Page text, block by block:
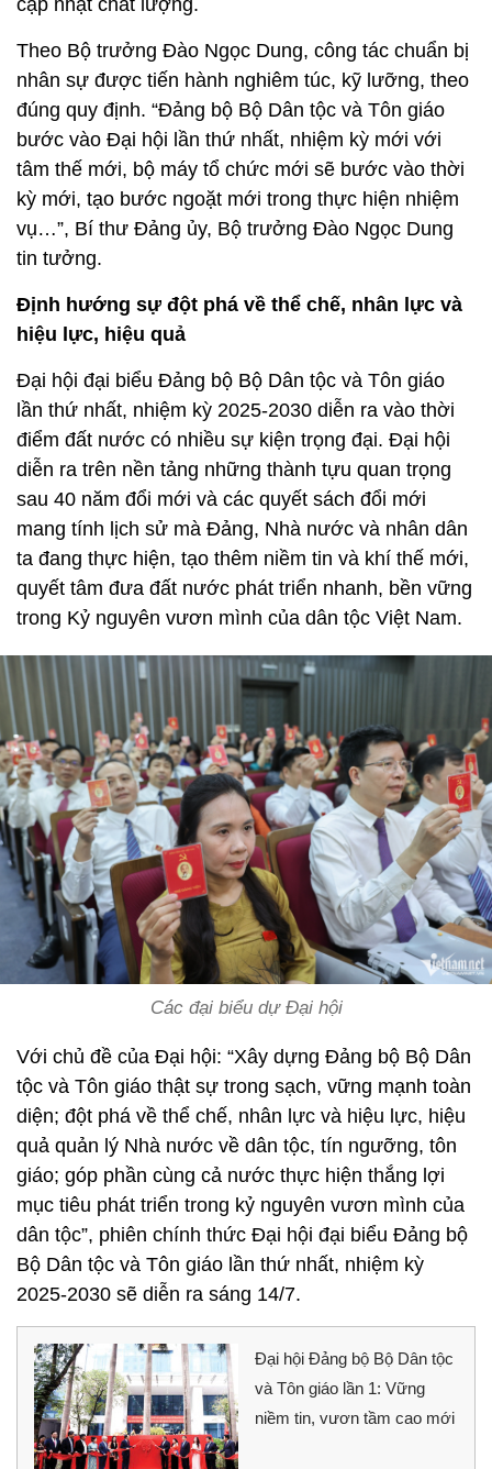
cập nhật chất lượng.
Theo Bộ trưởng Đào Ngọc Dung, công tác chuẩn bị
nhân sự được tiến hành nghiêm túc, kỹ lưỡng, theo
đúng quy định. “Đảng bộ Bộ Dân tộc và Tôn giáo
bước vào Đại hội lần thứ nhất, nhiệm kỳ mới với
tâm thế mới, bộ máy tổ chức mới sẽ bước vào thời
kỳ mới, tạo bước ngoặt mới trong thực hiện nhiệm
vụ…”, Bí thư Đảng ủy, Bộ trưởng Đào Ngọc Dung
tin tưởng.
Định hướng sự đột phá về thể chế, nhân lực và
hiệu lực, hiệu quả
Đại hội đại biểu Đảng bộ Bộ Dân tộc và Tôn giáo
lần thứ nhất, nhiệm kỳ 2025-2030 diễn ra vào thời
điểm đất nước có nhiều sự kiện trọng đại. Đại hội
diễn ra trên nền tảng những thành tựu quan trọng
sau 40 năm đổi mới và các quyết sách đổi mới
mang tính lịch sử mà Đảng, Nhà nước và nhân dân
ta đang thực hiện, tạo thêm niềm tin và khí thế mới,
quyết tâm đưa đất nước phát triển nhanh, bền vững
trong Kỷ nguyên vươn mình của dân tộc Việt Nam.
Các đại biểu dự Đại hội
Với chủ đề của Đại hội: “Xây dựng Đảng bộ Bộ Dân
tộc và Tôn giáo thật sự trong sạch, vững mạnh toàn
diện; đột phá về thể chế, nhân lực và hiệu lực, hiệu
quả quản lý Nhà nước về dân tộc, tín ngưỡng, tôn
giáo; góp phần cùng cả nước thực hiện thắng lợi
mục tiêu phát triển trong kỷ nguyên vươn mình của
dân tộc”, phiên chính thức Đại hội đại biểu Đảng bộ
Bộ Dân tộc và Tôn giáo lần thứ nhất, nhiệm kỳ
2025-2030 sẽ diễn ra sáng 14/7.
Đại hội Đảng bộ Bộ Dân tộc
và Tôn giáo lần 1: Vững
niềm tin, vươn tầm cao mới